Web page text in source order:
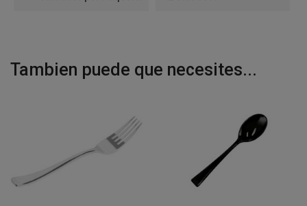
Tambien puede que necesites...